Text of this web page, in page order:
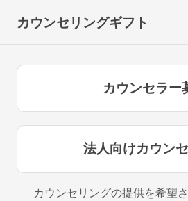
カウンセリングギフト
カウンセラー
法人向けカウン
カウンセリングの提供を希望